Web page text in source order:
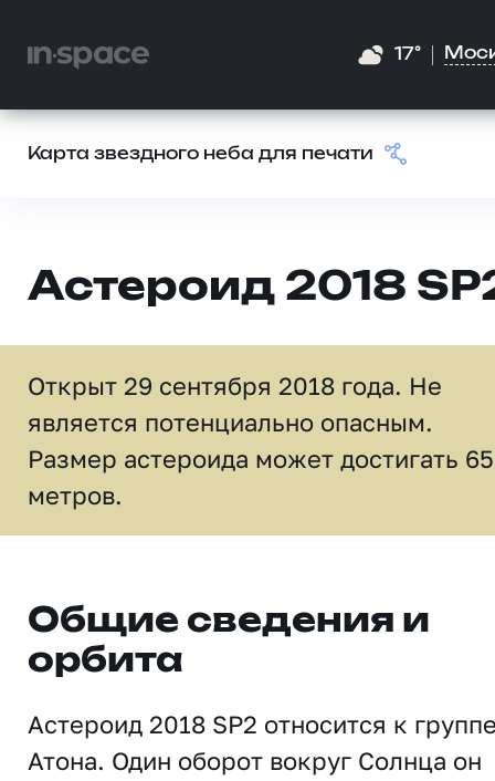
17°
Карта звездного неба для печати
Астероид 2018
Открыт 29 сентября 2018 года. Не
является потенциально опасным.
Размер астероида может достигать 65
метров.
Общие сведения и
орбита
Астероид 2018 SP2 относится к
Атона. Один оборот вокруг Солнца он